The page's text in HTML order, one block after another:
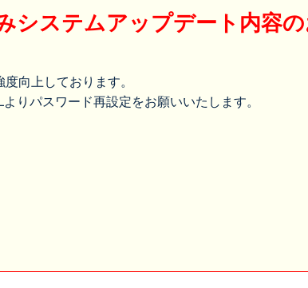
システムアップデート内容
向上しております。
りパスワード再設定をお願いいたします。